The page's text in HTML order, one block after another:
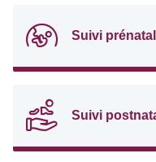
Suivi prénatal
Suivi